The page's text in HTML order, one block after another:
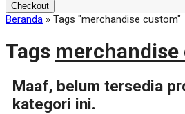
Checkout
Beranda » Tags "merchandise custom"
Tags
Maaf, belum tersedia
kategori ini.